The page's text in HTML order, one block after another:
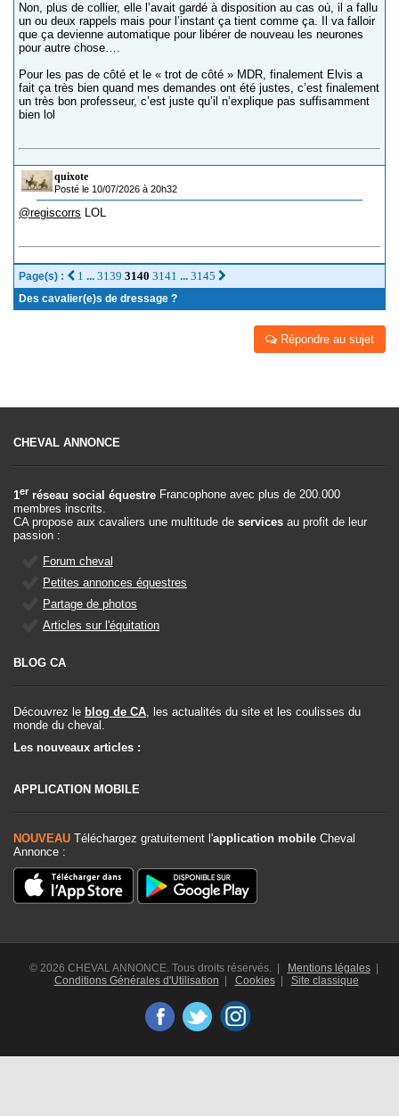
Non, plus de collier, elle l’avait gardé à disposition au cas où, il a fallu
un ou deux rappels mais pour l’instant ça tient comme ça. Il va falloir
que ça devienne automatique pour libérer de nouveau les neurones
pour autre chose….
Pour les pas de côté et le « trot de côté » MDR, finalement Elvis a
fait ça très bien quand mes demandes ont été justes, c’est finalement
un très bon professeur, c’est juste qu’il n’explique pas suffisamment
bien lol
quixote
Posté le 10/07/2026 à 20h32
@regiscorrs LOL
Page(s) : 1 ... 3139 3140 3141 ... 3145
Des cavalier(e)s de dressage ?
Répondre au sujet
CHEVAL ANNONCE
1er réseau social équestre Francophone avec plus de 200.000
membres inscrits.
CA propose aux cavaliers une multitude de services au profit de leur
passion :
Forum cheval
Petites annonces équestres
Partage de photos
Articles sur l'équitation
BLOG CA
Découvrez le blog de CA , les actualités du site et les coulisses du
monde du cheval.
Les nouveaux articles :
APPLICATION MOBILE
NOUVEAU Téléchargez gratuitement l'application mobile Cheval
Annonce :
© 2026 CHEVAL ANNONCE. Tous droits réservés. | Mentions légales|
Conditions Générales d'Utilisation | Cookies| Site classique